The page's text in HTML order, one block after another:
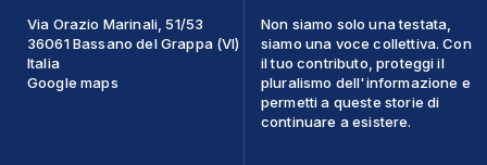
Via Orazio Marinali, 51/53
36061 Bassano del Grappa (VI)
Italia
Google maps
Non siamo solo una testata,
siamo una voce collettiva. Con
il tuo contributo, proteggi il
pluralismo dell'informazione e
permetti a queste storie di
continuare a esistere.